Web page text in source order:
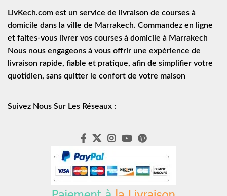
LivKech.com est un service de
livraison de courses à
domicile dans la ville de Marrakech. Commandez en ligne
et faites-vous livrer vos courses à domicile à Marrakech
Nous nous engageons à vous offrir une expérience de
livraison rapide, fiable et pratique, afin de simplifier votre
quotidien, sans quitter le confort de votre maison
Suivez Nous Sur Les Réseaux :